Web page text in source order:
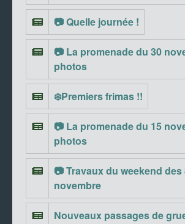
📷 Quelle journée !
📷 La promenade du 30
photos
❄️Premiers frimas !!
📷 La promenade du 15
photos
📷 Travaux du weekend des
novembre
Nouveaux passages de